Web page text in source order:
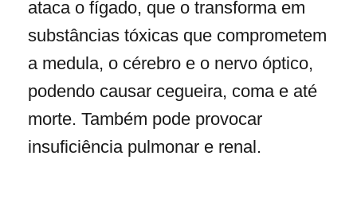
ataca o fígado, que o transforma em
substâncias tóxicas que comprometem
a medula, o cérebro e o nervo óptico,
podendo causar cegueira, coma e até
morte. Também pode provocar
insuficiência pulmonar e renal.